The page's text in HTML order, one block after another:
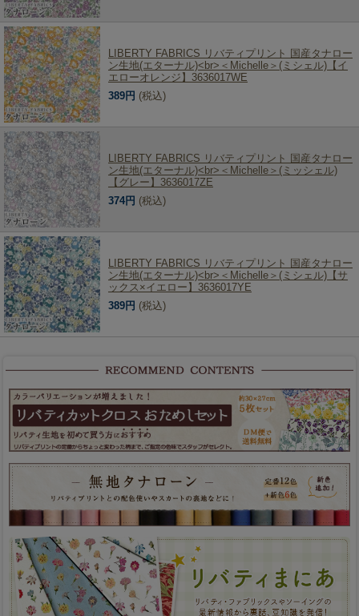
LIBERTY FABRICS リバティプリント 国産タナロー
ン生地(エターナル)<br>＜Michelle＞(ミシェル)【イ
エローオレンジ】3636017WE
389円 (税込)
LIBERTY FABRICS リバティプリント 国産タナロー
ン生地(エターナル)<br>＜Michelle＞(ミッシェル)
【グレー】3636017ZE
374円 (税込)
LIBERTY FABRICS リバティプリント 国産タナロー
ン生地(エターナル)<br>＜Michelle＞(ミシェル)【サ
ックス×イエロー】3636017YE
389円 (税込)